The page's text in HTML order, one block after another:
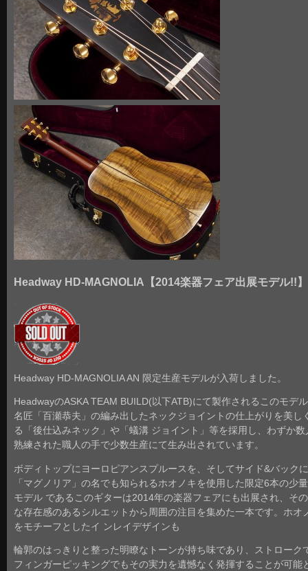
Headway HD-MAGNOLIA【2014楽器フェア出展モデル!!】
Headway HD-MAGNOLIA AN 限定生産モデルが入荷しました。
HeadwayのASKA TEAM BUILD(以下ATB)にて製作されるこのモデ
名匠「百瀬恭夫」の編み出したネックジョイントの仕上がりを美し
る「後仕込みネック」や「蟻溝 ジョイント」等を採用し、わずか数
熟練された職人の手で少数生産にて生み出されています。
ボディトップにヨーロピアンスプルースを、そしてサイド&バック
「マグノリア」の名でも知られるホオノキを使用した限定6本の少
モデル であるこのギターは2014年の楽器フェアにも出展され、そ
な存在感のあるシルエットから周囲の注目を集めた一本です。ホオ
をモチーフとしたイ ンレイデザインも
輪郭のはっきりと整った明瞭なトーンが持ち味であり、ストローク
フィンガーピッキングでもその実力を遺憾なく発揮することが可能